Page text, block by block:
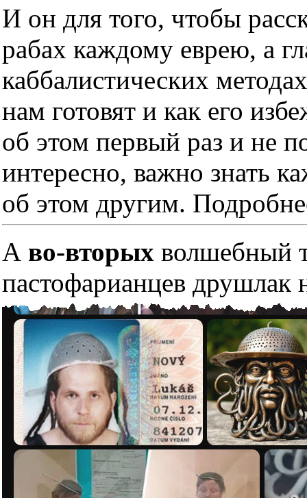
И он для того, чтобы
рабах каждому еврею, а
каббалистических
нам готовят и как его
об этом первый раз и не
интересно, важно знать
об этом другим.
А во-вторых волшебный
пастофарианцев друшлак